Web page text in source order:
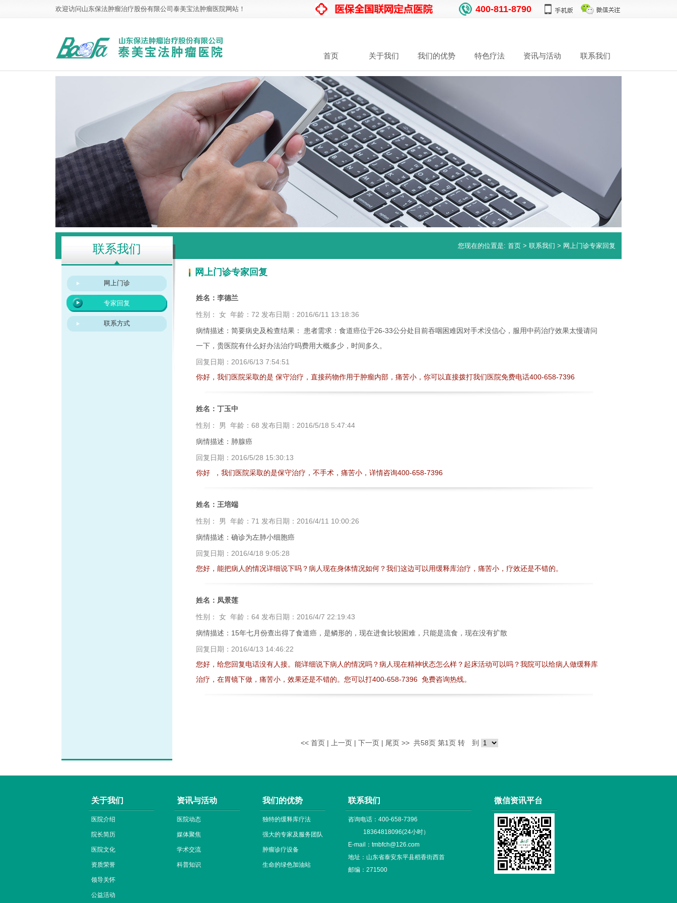
欢迎访问山东保法肿瘤治疗股份有限公司泰美宝法肿瘤医院网站！ 400-811-8790
首页 关于我们 我们的优势 特色疗法 资讯与活动 联系我们
联系我们
网上门诊
专家回复
联系方式
您现在的位置是: 首页 > 联系我们 > 网上门诊专家回复
网上门诊专家回复
姓名：李德兰
性别： 女 年龄： 72 发布日期： 2016/6/11 13:18:36
病情描述：简要病史及检查结果： 患者需求：食道癌位于26-33公分处目前吞咽困难因对手术没信心，服用中药治疗效果太慢请问
一下，贵医院有什么好办法治疗吗费用大概多少，时间多久。
回复日期： 2016/6/13 7:54:51
你好，我们医院采取的是 保守治疗，直接药物作用于肿瘤内部，痛苦小，你可以直接拨打我们医院免费电话400-658-7396
姓名：丁玉中
性别： 男 年龄： 68 发布日期： 2016/5/18 5:47:44
病情描述：肺腺癌
回复日期： 2016/5/28 15:30:13
你好 ，我们医院采取的是保守治疗，不手术，痛苦小，详情咨询400-658-7396
姓名：王培端
性别： 男 年龄： 71 发布日期： 2016/4/11 10:00:26
病情描述：确诊为左肺小细胞癌
回复日期： 2016/4/18 9:05:28
您好，能把病人的情况详细说下吗？病人现在身体情况如何？我们这边可以用缓释库治疗，痛苦小，疗效还是不错的。
姓名：凤景莲
性别： 女 年龄： 64发布日期： 2016/4/7 22:19:43
病情描述：15年七月份查出得了食道癌，是鳞形的，现在进食比较困难，只能是流食，现在没有扩散
回复日期： 2016/4/13 14:46:22
您好，给您回复电话没有人接。能详细说下病人的情况吗？病人现在精神状态怎么样？起床活动可以吗？我院可以给病人做缓释库
治疗，在胃镜下做，痛苦小，效果还是不错的。您可以打400-658-7396 免费咨询热线。
<< 首页| 上一页| 下一页| 尾页>> 共58页 第1页 转 到
关于我们
医院介绍
院长简历
医院文化
资质荣誉
领导关怀
公益活动
资讯与活动
医院动态
媒体聚焦
学术交流
科普知识
我们的优势
独特的缓释库疗法
强大的专家及服务团队
肿瘤诊疗设备
生命的绿色加油站
联系我们
咨询电话：400-658-7396
18364818096(24小时）
E-mail：tmbfch@126.com
地址：山东省泰安东平县稻香街西首
邮编：271500
微信资讯平台